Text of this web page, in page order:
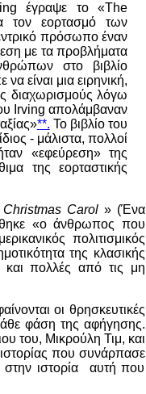
έγραψε το «The
τον εορτασμό των
πρόσωπο έναν
με τα προβλήματα
στο βιβλίο
είναι μια ειρηνική,
διαχωρισμούς λόγω
Irving απολάμβαναν
**. Το βιβλίο του
- μάλιστα, πολλοί
«εφεύρεση» της
της εορταστικής
Carol» (Ένα
«ο άνθρωπος που
πολιτισμικός
της κλασικής
και πολλές από τις μη
οι θρησκευτικές
φάση της αφήγησης.
του, Μικρούλη Τιμ, και
που συνάρπασε
στην ιστορία αυτή που